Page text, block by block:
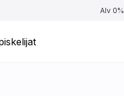
Alv 0%